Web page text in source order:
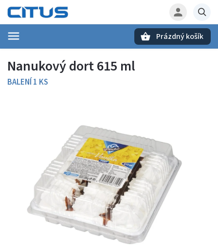
Prázdný košík
Nanukový dort 615 ml
BALENÍ 1 KS